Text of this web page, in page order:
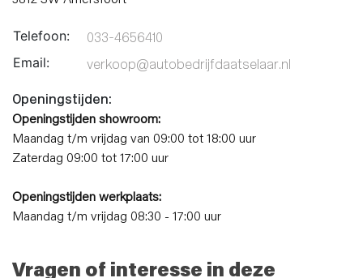
Telefoon: 033-4656410
Email: verkoop@autobedrijfdaatselaar.nl
Openingstijden:
Openingstijden showroom:
Maandag t/m vrijdag van 09:00 tot 18:00 uur
Zaterdag 09:00 tot 17:00 uur
Openingstijden werkplaats:
Maandag t/m vrijdag 08:30 - 17:00 uur
Vragen of interesse in deze